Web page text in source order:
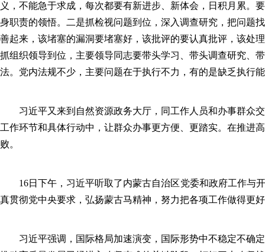
义，不能急于求成，每次都要有新进步、新体会，日积月累。
身职责的领悟。二是抓检视问题到位，深入调查研究，把问题
善起来，该堵塞的漏洞要堵塞好，该批评的要认真批评，该处
抓组织领导到位，主要领导同志要带头学习、带头调查研究、
法。党内法规不少，主要问题在于执行不力，有的是缺乏执行
习近平又来到自然资源政务大厅，同工作人员和办事群众交
工作环节和具体行动中，让群众办事更方便、更踏实。在推进
败。
16日下午，习近平听取了内蒙古自治区党委和政府工作与开
真贯彻党中央要求，弘扬蒙古马精神，努力把各项工作做得更
习近平强调，国际格局加速演变，国际形势中不稳定不确定